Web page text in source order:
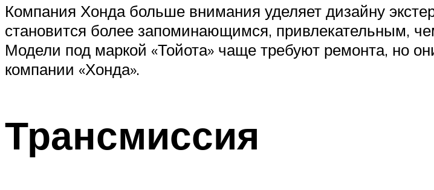
Компания Хонда больше внимания уделяет дизайну
становится более запоминающимся, привлекательным,
Модели под маркой «Тойота» чаще требуют ремонта, но
компании «Хонда».
Трансмиссия